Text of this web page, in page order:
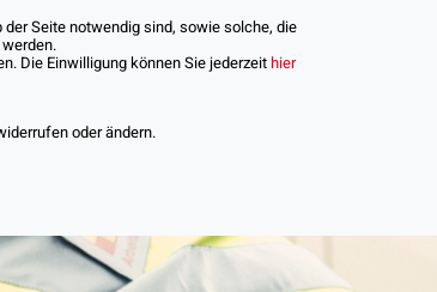
Seite notwendig sind, sowie solche, die
Die Einwilligung können Sie jederzeithier
oder ändern.